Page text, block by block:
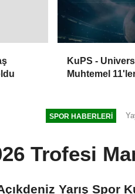
KuPS -
Muhtemel
SPOR HABERLERI
Trofesi
Yarış Spor